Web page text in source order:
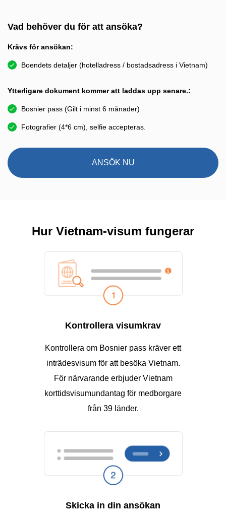
Vad behöver du för att ansöka?
Krävs för ansökan:
Boendets detaljer (hotelladress / bostadsadress i Vietnam)
Ytterligare dokument kommer att laddas upp senare.:
Bosnier pass (Gilt i minst 6 månader)
Fotografier (4*6 cm), selfie accepteras.
ANSÖK NU
Hur Vietnam-visum fungerar
Kontrollera visumkrav
Kontrollera om Bosnier pass kräver ett
inträdesvisum för att besöka Vietnam.
För närvarande erbjuder Vietnam
korttidsvisumundantag för medborgare
från 39 länder.
Skicka in din ansökan